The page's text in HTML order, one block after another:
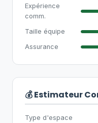
Expérience
comm.
Taille équipe
Assurance
💰 Estimateur
Type d'espace